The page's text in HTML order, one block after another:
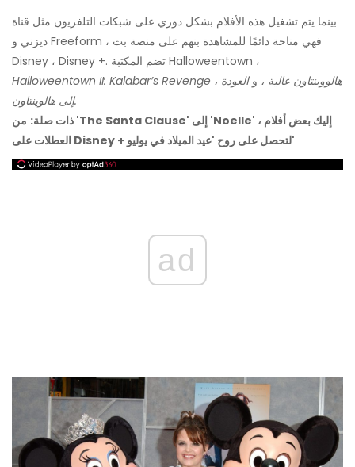
بينما يتم تشغيل هذه الأفلام بشكل دوري على شبكات التلفزيون مثل قناة
ديزني و Freeform ، فهي متاحة دائمًا للمشاهدة بنهم على منصة بث
Disney ، Disney +. تضم المكتبة Halloweentown ،
Halloweentown II: Kalabar’s Revenge ،
هالووينتاون عالية ، والعودة
إلى هالوينتاون.
ذات صلة: من 'The Santa Clause' إلى 'Noelle' ، إليك بعض أفلام
العطلات على Disney + لتحصل على روح 'عيد الميلاد في يوليو'
ad